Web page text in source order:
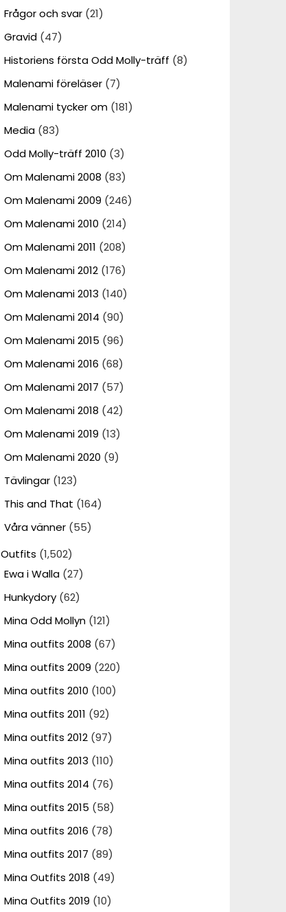
Frågor och svar(21)
Gravid(47)
Historiens första Odd Molly-träff (8)
Malenami föreläser(7)
Malenami tycker om(181)
Media(83)
Odd Molly-träff 2010 (3)
Om Malenami 2008 (83)
Om Malenami 2009 (246)
Om Malenami 2010 (214)
Om Malenami 2011 (208)
Om Malenami 2012(176)
Om Malenami 2013 (140)
Om Malenami 2014 (90)
Om Malenami 2015 (96)
Om Malenami 2016 (68)
Om Malenami 2017 (57)
Om Malenami 2018 (42)
Om Malenami 2019 (13)
Om Malenami 2020 (9)
Tävlingar(123)
This and That (164)
Våra vänner(55)
Outfits (1,502)
Ewa i Walla(27)
Hunkydory(62)
Mina Odd Mollyn(121)
Mina outfits 2008 (67)
Mina outfits 2009 (220)
Mina outfits 2010 (100)
Mina outfits 2011 (92)
Mina outfits 2012(97)
Mina outfits 2013 (110)
Mina outfits 2014 (76)
Mina outfits 2015 (58)
Mina outfits 2016 (78)
Mina outfits 2017 (89)
Mina Outfits 2018 (49)
Mina Outfits 2019 (10)